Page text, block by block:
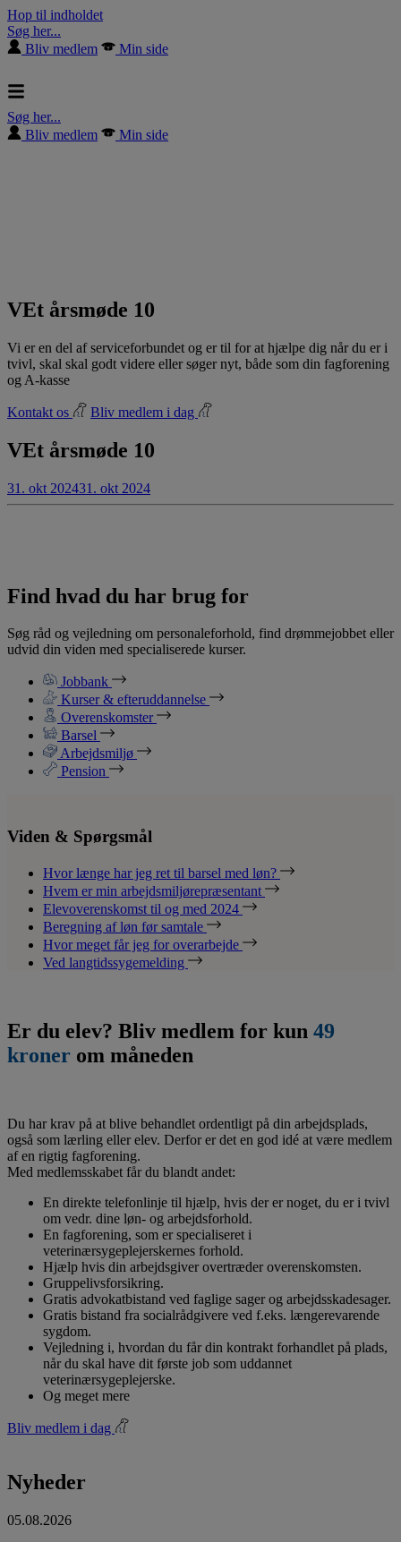
Hop til indholdet
Søg her...
Bliv medlem
Min side
Søg her...
Bliv medlem
Min side
VEt årsmøde 10
Vi er en del af serviceforbundet og er til for at hjælpe dig når du er i
tvivl, skal skal godt videre eller søger nyt, både som din fagforening
og A-kasse
Kontakt os Bliv medlem i dag
VEt årsmøde 10
31. okt 202431. okt 2024
Find hvad du har brug for
Søg råd og vejledning om personaleforhold, find drømmejobbet eller
udvid din viden med specialiserede kurser.
Jobbank
Kurser & efteruddannelse
Overenskomster
Barsel
Arbejdsmiljø
Pension
Viden & Spørgsmål
Hvor længe har jeg ret til barsel med løn?
Hvem er min arbejdsmiljørepræsentant
Elevoverenskomst til og med 2024
Beregning af løn før samtale
Hvor meget får jeg for overarbejde
Ved langtidssygemelding
Er du elev? Bliv medlem for kun 49
kroner om måneden
Du har krav på at blive behandlet ordentligt på din arbejdsplads,
også som lærling eller elev. Derfor er det en god idé at være medlem
af en rigtig fagforening.
Med medlemsskabet får du blandt andet:
En direkte telefonlinje til hjælp, hvis der er noget, du er i tvivl
om vedr. dine løn- og arbejdsforhold.
En fagforening, som er specialiseret i
veterinærsygeplejerskernes forhold.
Hjælp hvis din arbejdsgiver overtræder overenskomsten.
Gruppelivsforsikring.
Gratis advokatbistand ved faglige sager og arbejdsskadesager.
Gratis bistand fra socialrådgivere ved f.eks. længerevarende
sygdom.
Vejledning i, hvordan du får din kontrakt forhandlet på plads,
når du skal have dit første job som uddannet
veterinærsygeplejerske.
Og meget mere
Bliv medlem i dag
Nyheder
05.08.2026